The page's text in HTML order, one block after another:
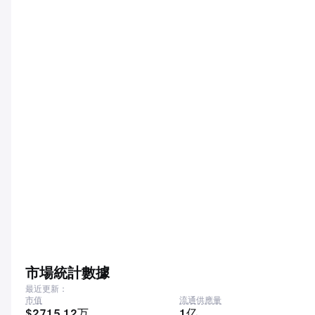
市場統計數據
最近更新：
市值
流通供應量